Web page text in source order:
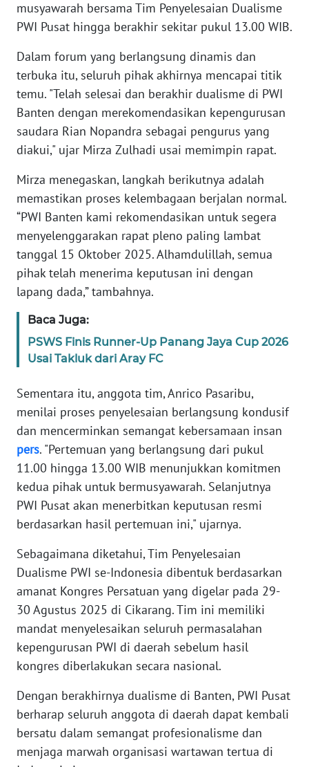
musyawarah bersama Tim Penyelesaian Dualisme
PWI Pusat hingga berakhir sekitar pukul 13.00 WIB.
Dalam forum yang berlangsung dinamis dan
terbuka itu, seluruh pihak akhirnya mencapai titik
temu. "Telah selesai dan berakhir dualisme di PWI
Banten dengan merekomendasikan kepengurusan
saudara Rian Nopandra sebagai pengurus yang
diakui," ujar Mirza Zulhadi usai memimpin rapat.
Mirza menegaskan, langkah berikutnya adalah
memastikan proses kelembagaan berjalan normal.
“PWI Banten kami rekomendasikan untuk segera
menyelenggarakan rapat pleno paling lambat
tanggal 15 Oktober 2025. Alhamdulillah, semua
pihak telah menerima keputusan ini dengan
lapang dada,” tambahnya.
Baca Juga:
PSWS Finis Runner-Up Panang Jaya Cup 2026
Usai Takluk dari Aray FC
Sementara itu, anggota tim, Anrico Pasaribu,
menilai proses penyelesaian berlangsung kondusif
dan mencerminkan semangat kebersamaan insan
pers. "Pertemuan yang berlangsung dari pukul
11.00 hingga 13.00 WIB menunjukkan komitmen
kedua pihak untuk bermusyawarah. Selanjutnya
PWI Pusat akan menerbitkan keputusan resmi
berdasarkan hasil pertemuan ini," ujarnya.
Sebagaimana diketahui, Tim Penyelesaian
Dualisme PWI se-Indonesia dibentuk berdasarkan
amanat Kongres Persatuan yang digelar pada 29-
30 Agustus 2025 di Cikarang. Tim ini memiliki
mandat menyelesaikan seluruh permasalahan
kepengurusan PWI di daerah sebelum hasil
kongres diberlakukan secara nasional.
Dengan berakhirnya dualisme di Banten, PWI Pusat
berharap seluruh anggota di daerah dapat kembali
bersatu dalam semangat profesionalisme dan
menjaga marwah organisasi wartawan tertua di
WN
SUMUT
WN
JAKARTA
WN
WN
BANTEN
WN
NTT
WN
KEPRI
WN
PAPUA
WN
BARAT
WN
RIAU
SERAMBI
WN
SULTRA
WN
NTB
SULTENG
WN
SULBAR